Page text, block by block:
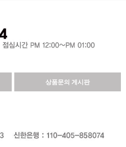
상품문의 게시판